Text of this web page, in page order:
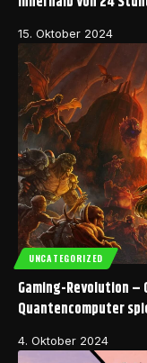
15. Oktober 2024
UNCATEGORIZED
Gaming-Revolution
Quantencomputer
4. Oktober 2024